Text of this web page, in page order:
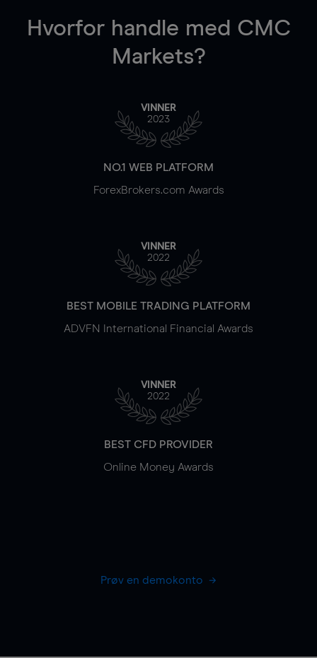
Hvorfor handle med CMC
Markets?
VINNER
2023
NO.1 WEB PLATFORM
ForexBrokers.com Awards
VINNER
2022
BEST MOBILE TRADING PLATFORM
ADVFN International Financial Awards
VINNER
2022
BEST CFD PROVIDER
Online Money Awards
Prøv en demokonto